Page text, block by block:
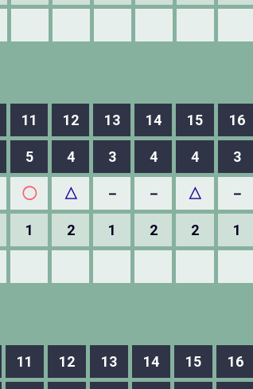
11 12 13 14 15 16
5 4 3 4 4 3
◯ △ － － △ －
1 2 1 2 2 1
11 12 13 14 15 16